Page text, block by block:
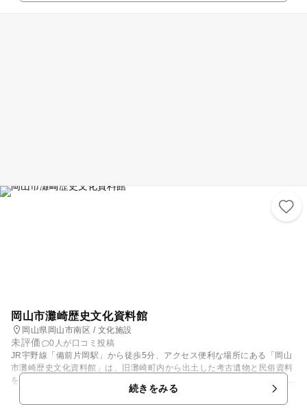
や紙おむつ、哺乳瓶消毒剤の小分け販売のほか、電気ポットや哺乳瓶消毒
岡山市灘崎歴史文化資料館
岡山県岡山市南区 / 文化施設
未評価
0人が口コミ投稿
JR宇野線「備前片岡駅」から徒歩5分、アクセス便利な場所にある「岡山
市灘崎歴史文化資料館」は、旧灘崎町内から出土した考古遺物と民俗資料
を展示している資料館です。 資料の中には国指定の史跡「彦崎貝塚」から
出土した、縄文時代前期の基準となる学術的に貴重なものもあります。 来
館する親子向けの体験教室などもあり、体験を通して学ぶことも出来ま
続きをみる